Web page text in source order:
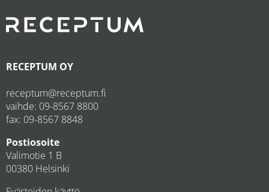
RECEPTUM OY
receptum@receptum.fi
vaihde: 09-8567 8800
fax: 09-8567 8848
Postiosoite
Valimotie 1 B
00380 Helsinki